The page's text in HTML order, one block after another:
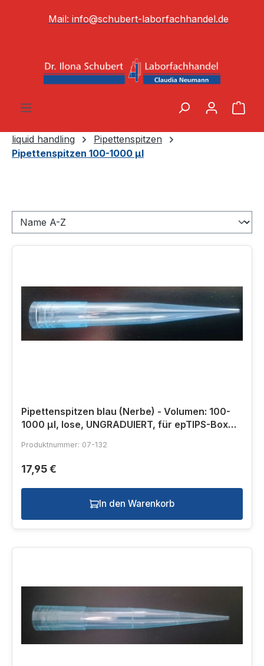
springenMail: info@schubert-laborfachhandel.de
liquid handling
Pipettenspitzen
Pipettenspitzen 100-1000 µl
Pipettenspitzen blau (Nerbe) - Volumen: 100-
1000 µl, lose, UNGRADUIERT, für epTIPS-Box
Produktnummer: 07-132
17,95 €
In den Warenkorb